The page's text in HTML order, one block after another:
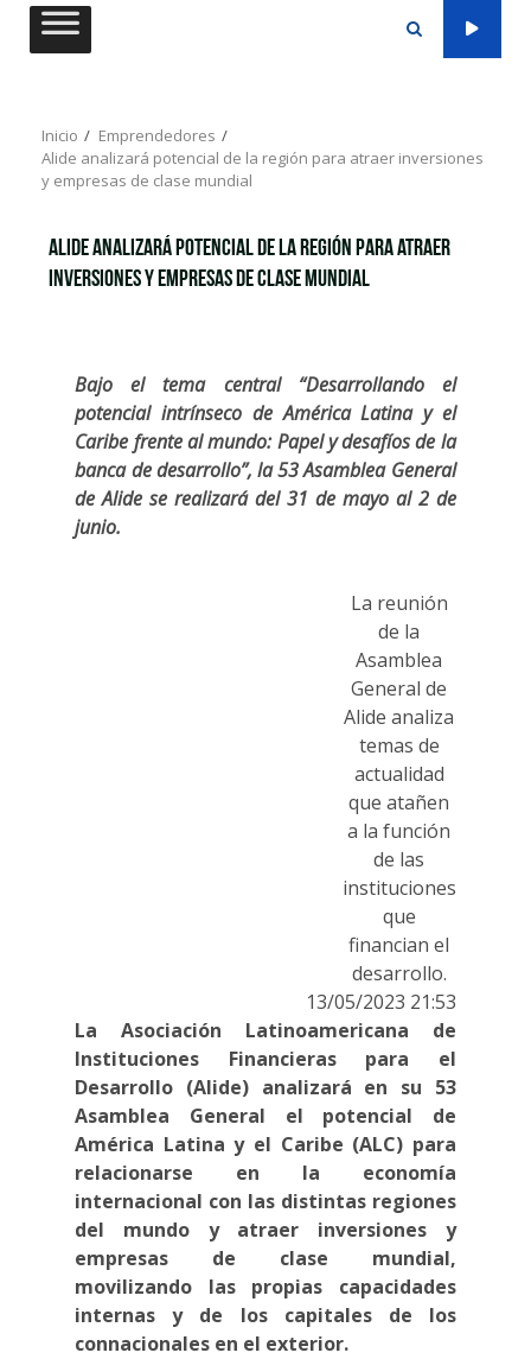
Saltar
Inicio
Emprendedores
Alide analizará potencial de la región para atraer inversiones
y empresas de clase mundial
Alide analizará potencial de la región para atraer
inversiones y empresas de clase mundial
Bajo el tema central “Desarrollando el
potencial intrínseco de América Latina y el
Caribe frente al mundo: Papel y desafíos de la
banca de desarrollo”, la 53 Asamblea General
de Alide se realizará del 31 de mayo al 2 de
junio.
La reunión
de la
Asamblea
General de
Alide analiza
temas de
actualidad
que atañen
a la función
de las
instituciones
que
financian el
desarrollo.
13/05/2023 21:53
La Asociación Latinoamericana de
Instituciones Financieras para el
Desarrollo (Alide) analizará en su 53
Asamblea General el potencial de
América Latina y el Caribe (ALC) para
relacionarse en la economía
internacional con las distintas regiones
del mundo y atraer inversiones y
empresas de clase mundial,
movilizando las propias capacidades
internas y de los capitales de los
connacionales en el exterior.